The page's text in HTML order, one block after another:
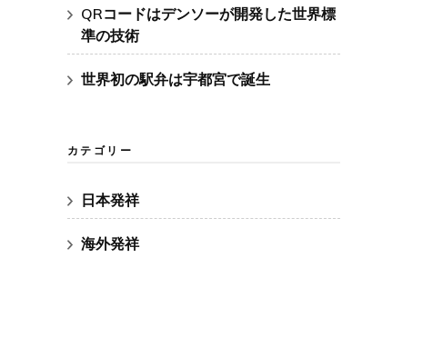
QRコードはデンソーが開発した世界標
準の技術
世界初の駅弁は宇都宮で誕生
カテゴリー
日本発祥
海外発祥